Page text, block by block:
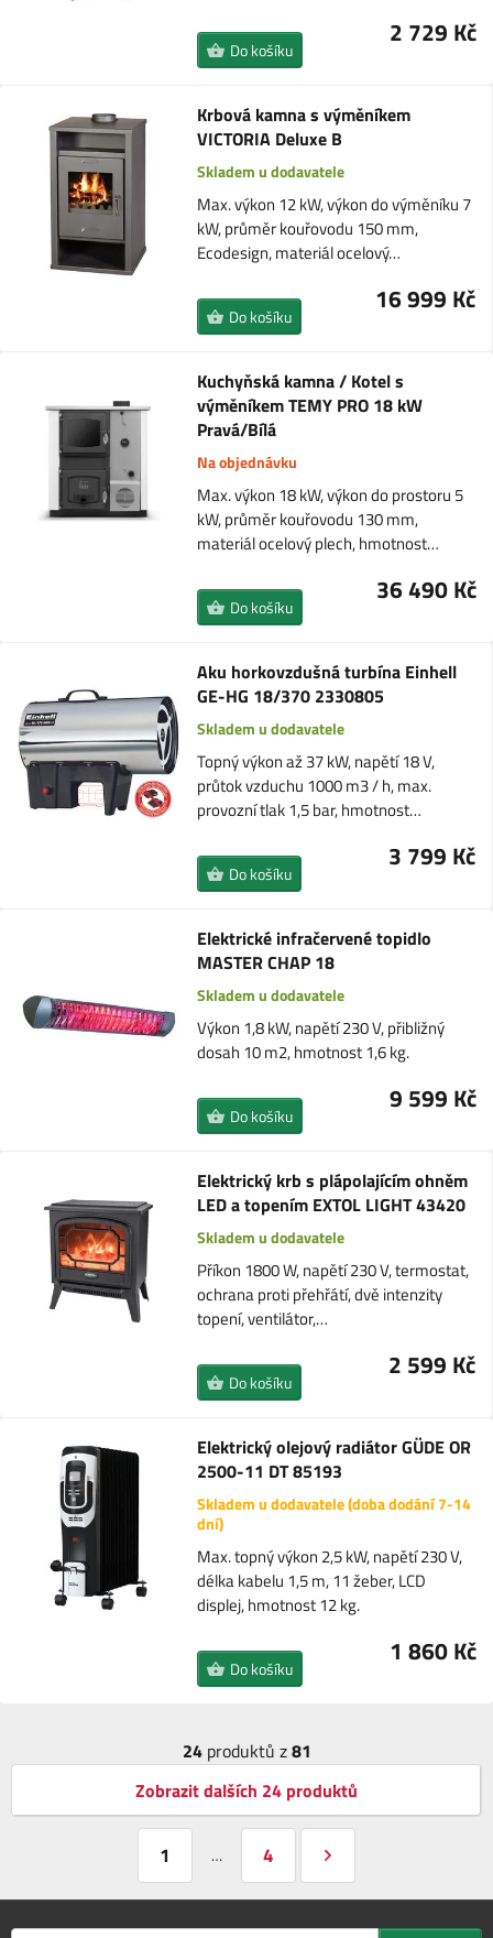
2 729 Kč
Do košíku
Krbová kamna s výměníkem
VICTORIA Deluxe B
Skladem u dodavatele
Max. výkon 12 kW, výkon do výměníku 7
kW, průměr kouřovodu 150 mm,
Ecodesign, materiál ocelový…
16 999 Kč
Do košíku
Kuchyňská kamna / Kotel s
výměníkem TEMY PRO 18 kW
Pravá/Bílá
Na objednávku
Max. výkon 18 kW, výkon do prostoru 5
kW, průměr kouřovodu 130 mm,
materiál ocelový plech, hmotnost…
36 490 Kč
Do košíku
Aku horkovzdušná turbína Einhell
GE-HG 18/370 2330805
Skladem u dodavatele
Topný výkon až 37 kW, napětí 18 V,
průtok vzduchu 1000 m3 / h, max.
provozní tlak 1,5 bar, hmotnost…
3 799 Kč
Do košíku
Elektrické infračervené topidlo
MASTER CHAP 18
Skladem u dodavatele
Výkon 1,8 kW, napětí 230 V, přibližný
dosah 10 m2, hmotnost 1,6 kg.
9 599 Kč
Do košíku
Elektrický krb s plápolajícím ohněm
LED a topením EXTOL LIGHT 43420
Skladem u dodavatele
Příkon 1800 W, napětí 230 V, termostat,
ochrana proti přehřátí, dvě intenzity
topení, ventilátor,…
2 599 Kč
Do košíku
Elektrický olejový radiátor GÜDE OR
2500-11 DT 85193
Skladem u dodavatele (doba dodání 7-14
dní)
Max. topný výkon 2,5 kW, napětí 230 V,
délka kabelu 1,5 m, 11 žeber, LCD
displej, hmotnost 12 kg.
1 860 Kč
Do košíku
24produktů z81
Zobrazit dalších 24 produktů
1 … 4